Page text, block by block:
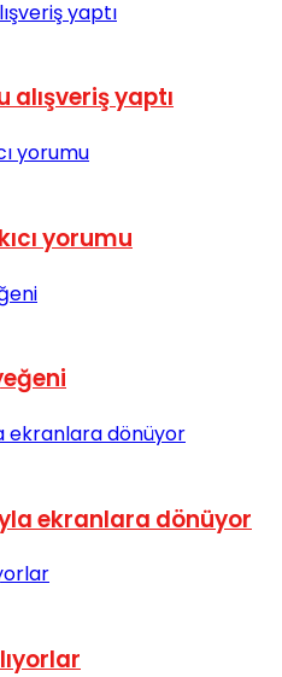
yaptı
yorumu
ekranlara dönüyor